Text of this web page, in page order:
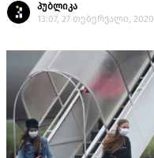
პუბლიკა
13:07, 27 თებერვალი, 2020